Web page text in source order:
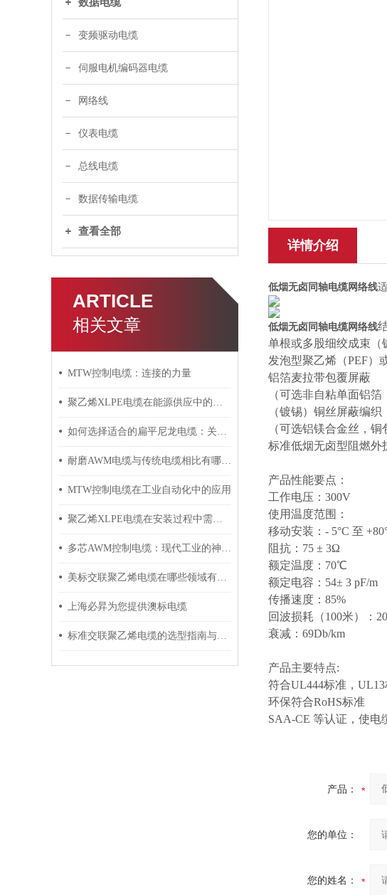
变频驱动电缆
伺服电机编码器电缆
网络线
仪表电缆
总线电缆
数据传输电缆
查看全部
ARTICLE
相关文章
MTW控制电缆：连接的力量
聚乙烯XLPE电缆在能源供应中的应用
如何选择适合的扁平尼龙电缆：关键因素与建议
耐磨AWM电缆与传统电缆相比有哪些优势？
MTW控制电缆在工业自动化中的应用
聚乙烯XLPE电缆在安装过程中需要注意哪些事项？
多芯AWM控制电缆：现代工业的神经脉络
美标交联聚乙烯电缆在哪些领域有广泛应用？
上海必昇为您提供澳标电缆
标准交联聚乙烯电缆的选型指南与设计要点
详情介绍
低烟无卤同轴电缆网络线
低烟无卤同轴电缆网络线
单根或多股细绞成束（
发泡型聚乙烯（PEF）
铝箔麦拉带包覆屏蔽
（可选非自粘单面铝
（镀锡）铜丝屏蔽编织
（可选铝镁合金丝，铜
标准低烟无卤型阻燃外
产品性能要点：
工作电压： 300V
使用温度范围：
移动安装： - 5°C 至
阻抗： 75 ± 3Ω
额定温度： 70℃
额定电容： 54± 3 pF/m
传播速度： 85%
回波损耗（100米）：
衰减： 69Db/km
产品主要特点:
符合UL444标准，
环保符合RoHS标准
SAA-CE 等认证，使电
产品：
您的单位：
您的姓名：